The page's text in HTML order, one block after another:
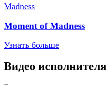
Moment of Madness
Узнать больше
Видео исполнителя